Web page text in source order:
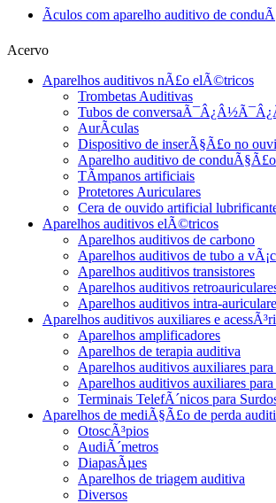
Ãculos com aparelho auditivo de
Acervo
Aparelhos auditivos nÃ£o elÃ©tricos
Trombetas Auditivas
Tubos de
AurÃ­culas
Dispositivo de inserÃ§Ã£o no
Aparelho auditivo de conduÃ§Ã£o
TÃ­mpanos artificiais
Protetores Auriculares
Cera de ouvido artificial
Aparelhos auditivos elÃ©tricos
Aparelhos auditivos de carbono
Aparelhos auditivos de tubo a
Aparelhos auditivos transistores
Aparelhos auditivos
Aparelhos auditivos intra-
Aparelhos auditivos auxiliares e
Aparelhos amplificadores
Aparelhos de terapia auditiva
Aparelhos auditivos auxiliares
Aparelhos auditivos auxiliares
Terminais TelefÃ´nicos para
Aparelhos de mediÃ§Ã£o de perda
OtoscÃ³pios
AudiÃ´metros
DiapasÃµes
Aparelhos de triagem auditiva
Diversos